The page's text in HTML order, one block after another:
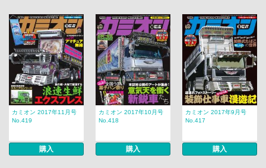
カミオン 2017年11月号
No.419
購入
カミオン 2017年10月号
No.418
購入
カミオン 2017年9月号
No.417
購入